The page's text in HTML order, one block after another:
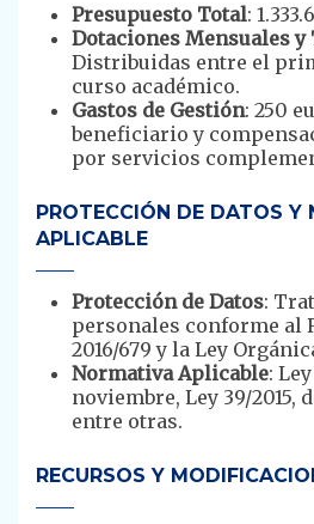
Presupuesto Total:
Dotaciones Mensuales
Distribuidas entre el
curso académico.
Gastos de Gestión: 250
beneficiario y
por servicios
PROTECCIÓN DE DATOS Y
APLICABLE
Protección de Datos:
personales conforme al
2016/679 y la Ley
Normativa Aplicable:
noviembre, Ley 39/2015,
entre otras.
RECURSOS Y